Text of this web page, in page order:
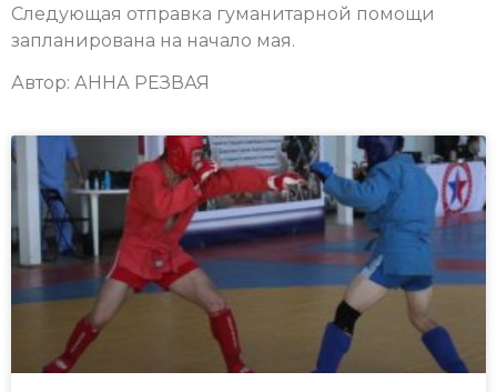
Следующая отправка гуманитарной помощи
запланирована на начало мая.
Автор: АННА РЕЗВАЯ